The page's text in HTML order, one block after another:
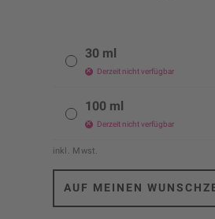
30 ml
Derzeit nicht verfügbar
100 ml
Derzeit nicht verfügbar
inkl. Mwst.
AUF MEINEN